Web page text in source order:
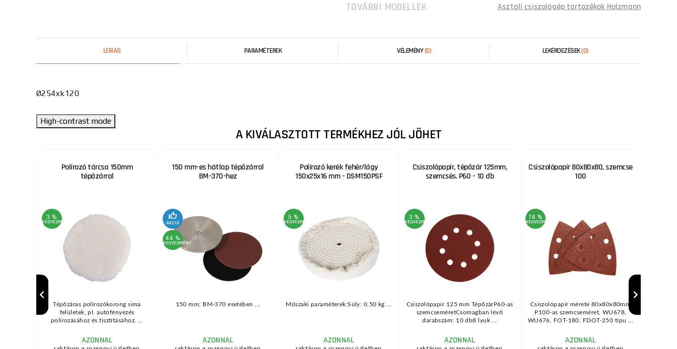
TOVÁBBI MODELLEK Asztali csiszológép tartozékok Holzmann
LEÍRÁS PARAMÉTEREK VÉLEMÉNY(0) LEKÉRDEZÉSEK(0)
Ø254xk120
High-contrast mode
A KIVÁLASZTOTT TERMÉKHEZ JÓL JÖHET
Polírozó tárcsa 150mm
tépőzárral
3 %
KEDVEZMÉNY
Tépőzáras polírozókorong sima
felületek, pl. autófényezés
polírozásához és tisztításához. ...
AZONNAL
150 mm-es hátlap tépőzárral
BM-370-hez
AKCIÓ
44 %
KEDVEZMÉNY
150 mm; BM-370 esetében ...
AZONNAL
Polírozó kerék fehér/lágy
150x25x16 mm - DSM150PSF
5 %
KEDVEZMÉNY
Műszaki paraméterek:Súly: 0,50 kg ...
AZONNAL
Csiszolópapír, tépőzár 125mm,
szemcsés. P60 - 10 db
3 %
KEDVEZMÉNY
Csiszolópapír 125 mm TépőzárP60-as
szemcseméretCsomagban lévő
darabszám: 10 db8 lyuk ...
AZONNAL
Csiszolópapír 80x80x80, szemcse
100
74 %
KEDVEZMÉNY
Csiszolópapír mérete 80x80x80mm
P100-as szemcseméret, WU678,
WU676, FOT-180, FDOT-250 típu ...
AZONNAL